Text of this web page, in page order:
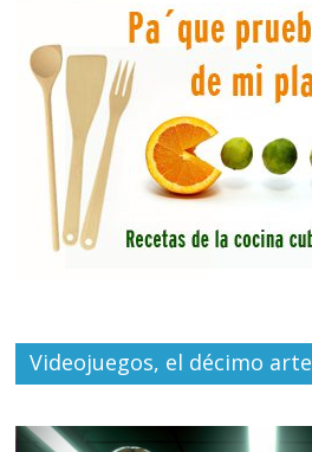
Videojuegos, el décimo arte